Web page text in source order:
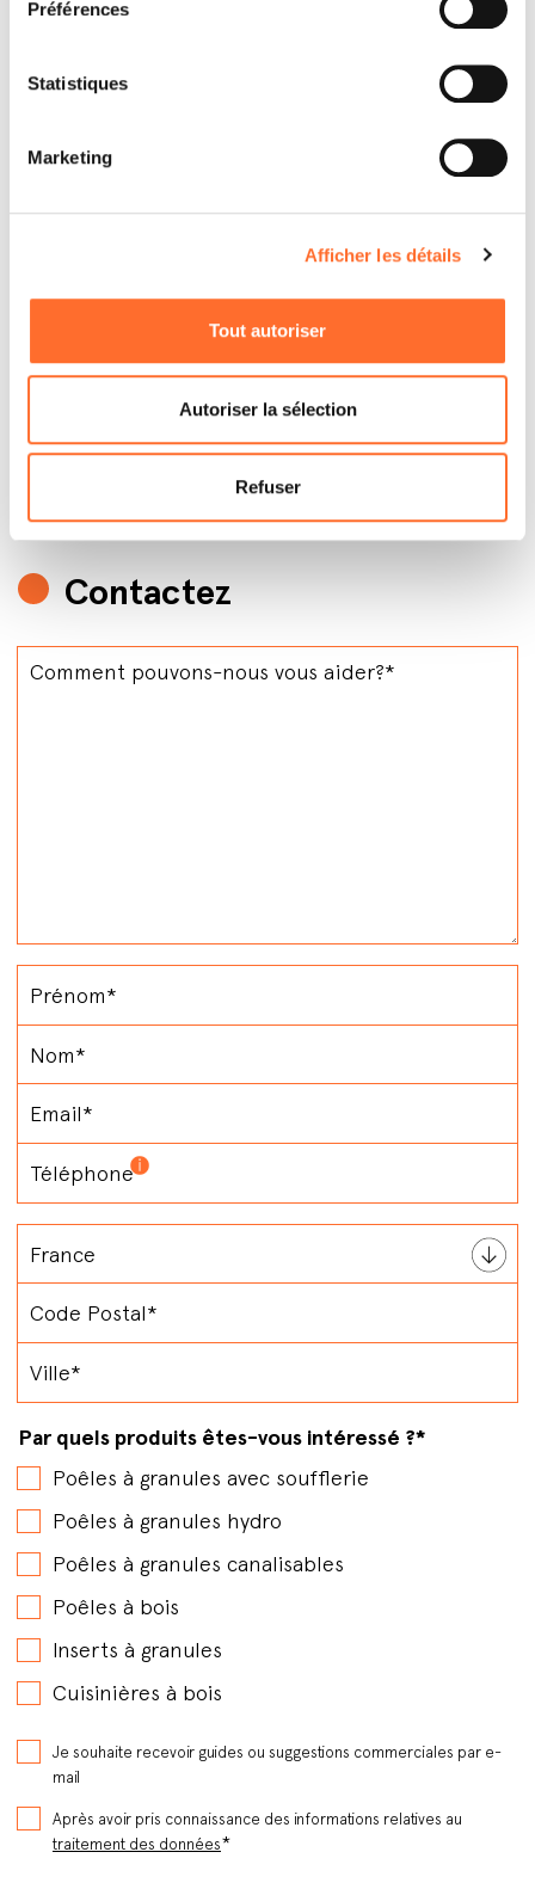
Préférences
Statistiques
Marketing
Afficher les détails
Tout autoriser
Autoriser la sélection
Refuser
Ce revendeur vous offre un service de nettoyage,
entretien et contrôle du poêle ou du foyer fermé. Il
vertu de la loi une fois par an (découvrez plus sur
Vente de bois et pellets
Chez ce revendeur, vous pouvez également trouver
pellets sont en effet disponibles à des prix
Contactez
Par quels produits êtes-vous intéressé ?*
Poêles à granules avec soufflerie
Poêles à granules hydro
Poêles à granules canalisables
Poêles à bois
Inserts à granules
Cuisinières à bois
Je souhaite recevoir guides ou suggestions commerciales par e-
mail
Après avoir pris connaissance des informations relatives au
traitement des données*